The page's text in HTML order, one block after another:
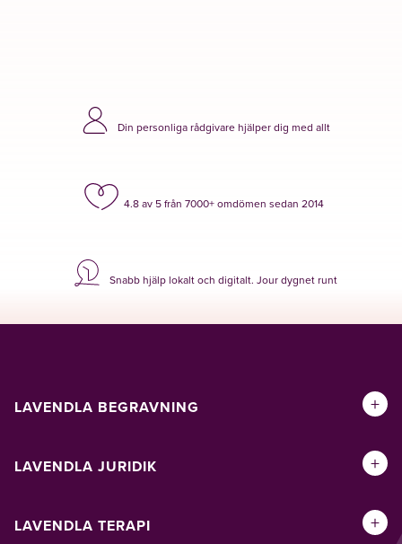
Din personliga rådgivare hjälper dig med allt
4.8 av 5 från 7000+ omdömen sedan 2014
Snabb hjälp lokalt och digitalt. Jour dygnet runt
LAVENDLA BEGRAVNING +
LAVENDLA JURIDIK +
LAVENDLA TERAPI +